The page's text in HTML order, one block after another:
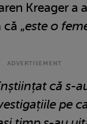
Kreager a
„este o
că s-
pe